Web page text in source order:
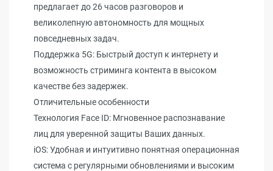
предлагает до 26 часов разговоров и
великолепную автономность для мощных
повседневных задач.
Поддержка 5G: Быстрый доступ к интернету и
возможность стриминга контента в высоком
качестве без задержек.
Отличительные особенности
Технология Face ID: Мгновенное распознавание
лиц для уверенной защиты Ваших данных.
iOS: Удобная и интуитивно понятная операционная
система с регулярными обновлениями и высоким